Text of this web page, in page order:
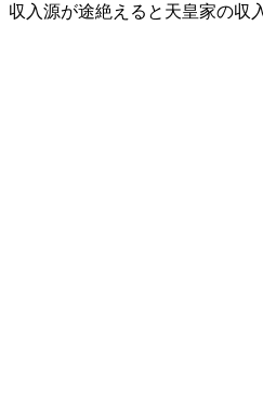
収入源が途絶えると天皇家の収